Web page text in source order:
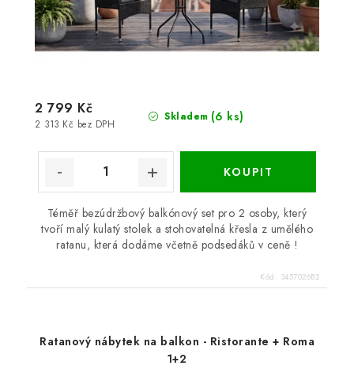
Skladem (6 ks)
2 313 Kč bez DPH
2 799 Kč
Téměř bezúdržbový balkónový set pro 2 osoby, který
tvoří malý kulatý stolek a stohovatelná křesla z umělého
ratanu, která dodáme včetně podsedáků v ceně !
Kód: 3457026B2
Ratanový nábytek na balkon - Ristorante + Roma
1+2